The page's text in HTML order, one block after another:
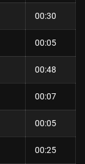
00:30
00:05
00:48
00:07
00:05
00:25